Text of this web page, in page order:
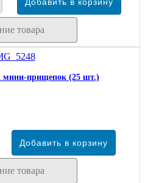
товара
мини-прищепок (25 шт.)
товара